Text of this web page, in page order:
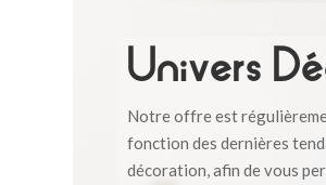
Univers
Notre offre est
fonction des dernières
décoration, afin de vous